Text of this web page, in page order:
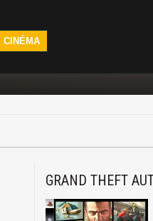
CINÉMA
GRAND THEFT